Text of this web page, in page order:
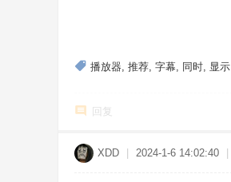
播放器, 推荐, 字幕, 同时, 显示
回复
XDD 2024-1-6 14:02:40